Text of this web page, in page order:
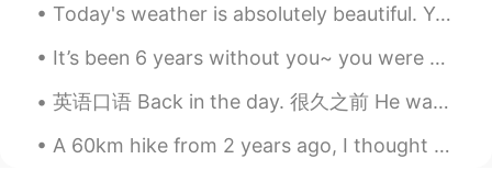
CN ENJP
I like this,thanks!
Aisling 2020.04.18 00:49
我很想说好英语。 有哪里连读不好的地方，
Today's weather is absolutely beautiful. You can see my cat beast is relaxing in her window bed e...
It’s been 6 years without you~ you were my entire childhood and all of my favourite films! You wi...
英语口语 Back in the day. 很久之前 He was a great basketball player back in the day. He made really go...
A 60km hike from 2 years ago, I thought I'd post it here since I've discussed my interest in hiki...